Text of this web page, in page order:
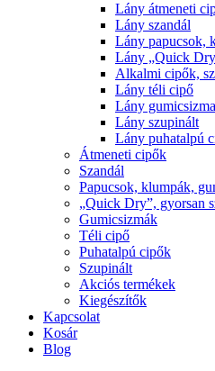
Lány átmeneti
Lány szandál
Lány papucsok,
Lány „Quick
Alkalmi cipők,
Lány téli cipő
Lány gumicsizma
Lány szupinált
Lány puhatalpú
Átmeneti cipők
Szandál
Papucsok, klumpák,
„Quick Dry”, gyorsan
Gumicsizmák
Téli cipő
Puhatalpú cipők
Szupinált
Akciós termékek
Kiegészítők
Kapcsolat
Kosár
Blog